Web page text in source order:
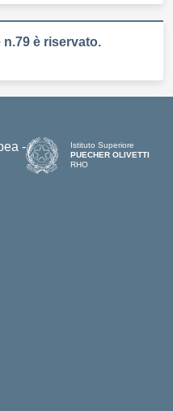
n.79 è riservato.
Istituto Superiore
PUECHER OLIVETTI
RHO